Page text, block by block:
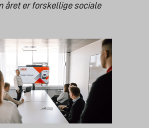
året er forskellige sociale